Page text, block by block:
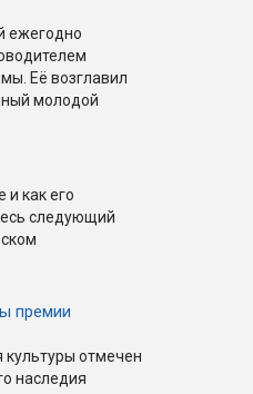
ежегодно
Её возглавил
молодой
и как его
следующий
премии
культуры отмечен
наследия